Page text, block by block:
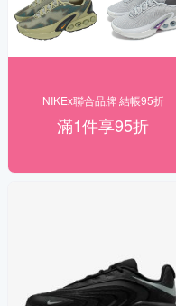
NIKEx聯合品牌 結帳95折
滿1件享95折